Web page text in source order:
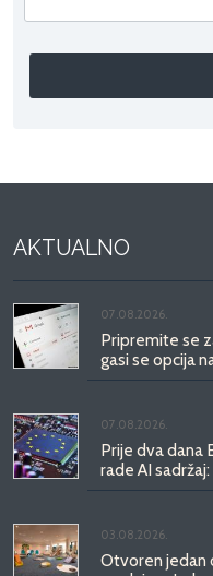
AKTUALNO
07.08.2026.
Pripremite se
gasi se opcija
07.08.2026.
Prije dva dana
rade AI
03.08.2026.
Otvoren jedan